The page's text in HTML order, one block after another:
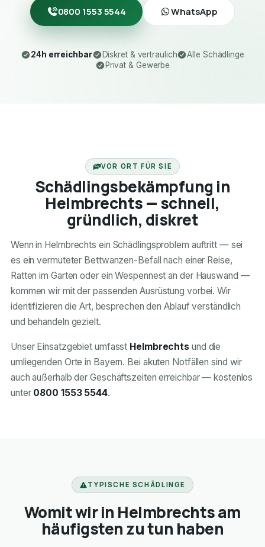
0800 1553 5544 WhatsApp
24h erreichbar Diskret & vertraulich
Alle Schädlinge
Privat & Gewerbe
VOR ORT FÜR SIE
Schädlingsbekämpfung in
Helmbrechts — schnell,
gründlich, diskret
Wenn in Helmbrechts ein Schädlingsproblem auftritt — sei
es ein vermuteter Bettwanzen-Befall nach einer Reise,
Ratten im Garten oder ein Wespennest an der Hauswand —
kommen wir mit der passenden Ausrüstung vorbei. Wir
identifizieren die Art, besprechen den Ablauf verständlich
und behandeln gezielt.
Unser Einsatzgebiet umfasst Helmbrechts und die
umliegenden Orte in Bayern. Bei akuten Notfällen sind wir
auch außerhalb der Geschäftszeiten erreichbar — kostenlos
unter 0800 1553 5544.
TYPISCHE SCHÄDLINGE
Womit wir in Helmbrechts am
häufigsten zu tun haben